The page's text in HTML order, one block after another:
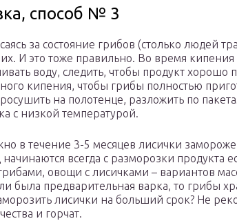
способ № 3
за состояние грибов (столько людей
И это тоже правильно. Во время
воду, следить, чтобы продукт хорошо
кипения, чтобы грибы полностью
на полотенце, разложить по
с низкой температурой.
в течение 3-5 месяцев лисички
всегда с разморозки продукта
овощи с лисичками – вариантов
была предварительная варка, то грибы
лисички на больший срок? Не
и горчат.